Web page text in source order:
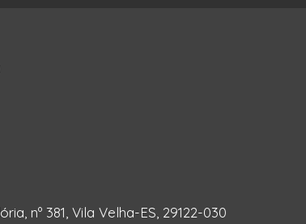
nº 381, Vila Velha-ES, 29122-030